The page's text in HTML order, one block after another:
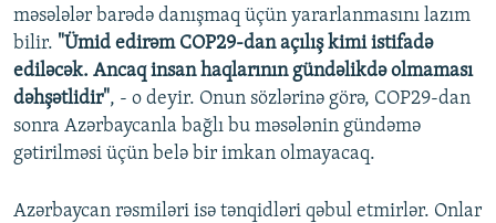
məsələlər barədə danışmaq üçün yararlanmasını lazım
bilir. "Ümid edirəm COP29-dan açılış kimi istifadə
ediləcək. Ancaq insan haqlarının gündəlikdə olmaması
dəhşətlidir", - o deyir. Onun sözlərinə görə, COP29-dan
sonra Azərbaycanla bağlı bu məsələnin gündəmə
gətirilməsi üçün belə bir imkan olmayacaq.
Azərbaycan rəsmiləri isə tənqidləri qəbul etmirlər. Onlar